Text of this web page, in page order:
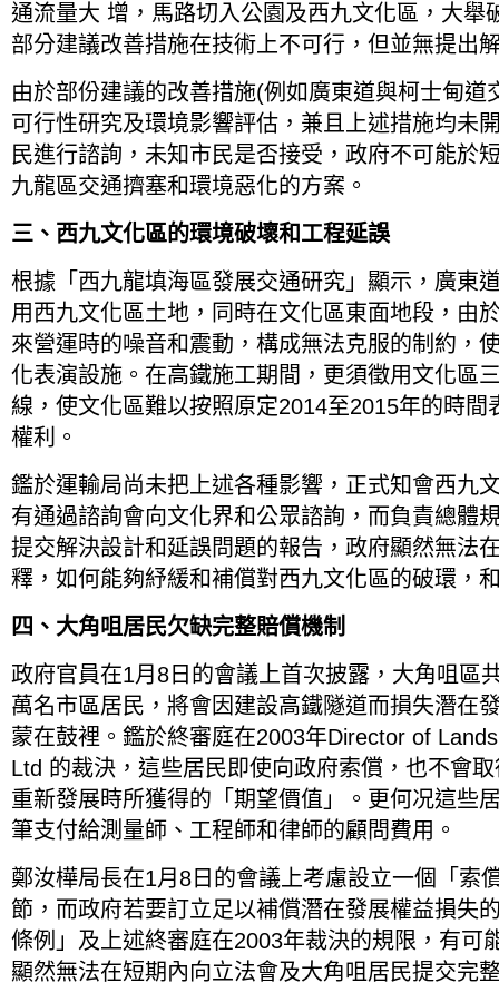
通流量大 增，馬路切入公園及西九文化區，大舉
部分建議改善措施在技術上不可行，但並無提出
由於部份建議的改善措施(例如廣東道與柯士甸道
可行性研究及環境影響評估，兼且上述措施均未
民進行諮詢，未知市民是否接受，政府不可能於
九龍區交通擠塞和環境惡化的方案。
三、西九文化區的環境破壞和工程延誤
根據「西九龍填海區發展交通研究」顯示，廣東
用西九文化區土地，同時在文化區東面地段，由
來營運時的噪音和震動，構成無法克服的制約，
化表演設施。在高鐵施工期間，更須徵用文化區
線，使文化區難以按照原定2014至2015年的時間
權利。
鑑於運輸局尚未把上述各種影響，正式知會西九
有通過諮詢會向文化界和公眾諮詢，而負責總體
提交解決設計和延誤問題的報告，政府顯然無法
釋，如何能夠紓緩和補償對西九文化區的破環，
四、大角咀居民欠缺完整賠償機制
政府官員在1月8日的會議上首次披露，大角咀區
萬名市區居民，將會因建設高鐵隧道而損失潛在
蒙在鼓裡。鑑於終審庭在2003年Director of
Ltd 的裁決，這些居民即使向政府索償，也不會
重新發展時所獲得的「期望價值」。更何况這些
筆支付給測量師、工程師和律師的顧問費用。
鄭汝樺局長在1月8日的會議上考慮設立一個「索
節，而政府若要訂立足以補償潛在發展權益損失
條例」及上述終審庭在2003年裁決的規限，有可
顯然無法在短期內向立法會及大角咀居民提交完